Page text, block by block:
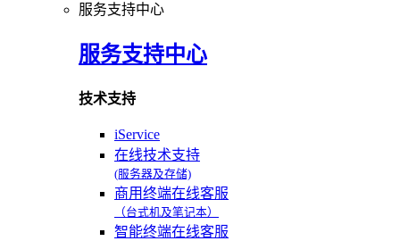
服务支持中心
服务支持中心
技术支持
iService
在线技术支持
(服务器及存储)
商用终端在线客服
（台式机及笔记本）
智能终端在线客服